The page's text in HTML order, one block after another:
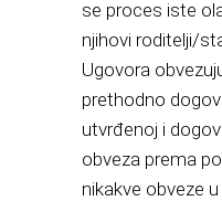
se proces iste
njihovi roditelji/
Ugovora
prethodno
utvrđenoj i
obveza prema
nikakve obveze